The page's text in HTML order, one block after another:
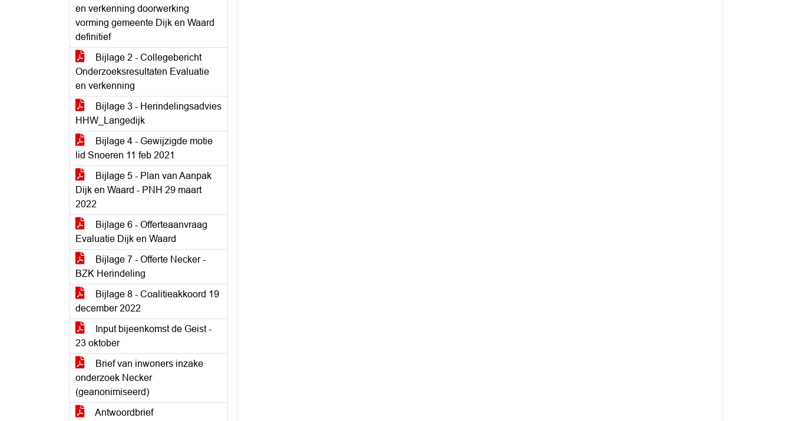
en verkenning doorwerking
vorming gemeente Dijk en Waard
definitief
Bijlage 2 - Collegebericht
Onderzoeksresultaten Evaluatie
en verkenning
Bijlage 3 - Herindelingsadvies
HHW_Langedijk
Bijlage 4 - Gewijzigde motie
lid Snoeren 11 feb 2021
Bijlage 5 - Plan van Aanpak
Dijk en Waard - PNH 29 maart
2022
Bijlage 6 - Offerteaanvraag
Evaluatie Dijk en Waard
Bijlage 7 - Offerte Necker -
BZK Herindeling
Bijlage 8 - Coalitieakkoord 19
december 2022
Input bijeenkomst de Geist -
23 oktober
Brief van inwoners inzake
onderzoek Necker
(geanonimiseerd)
Antwoordbrief